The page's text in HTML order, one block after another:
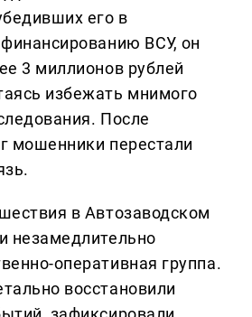
его в
ВСУ, он
3 миллионов рублей
избежать мнимого
После
мошенники перестали
в Автозаводском
незамедлительно
оперативная группа.
восстановили